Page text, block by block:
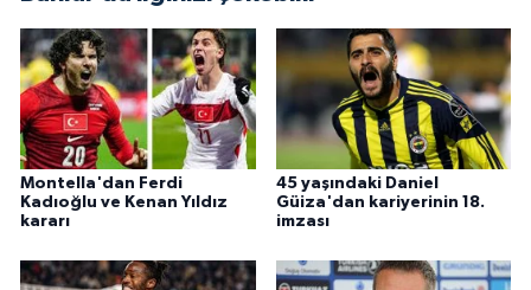
Montella'dan Ferdi
Kadıoğlu ve Kenan Yıldız
kararı
45 yaşındaki Daniel
Güiza'dan kariyerinin 18.
imzası